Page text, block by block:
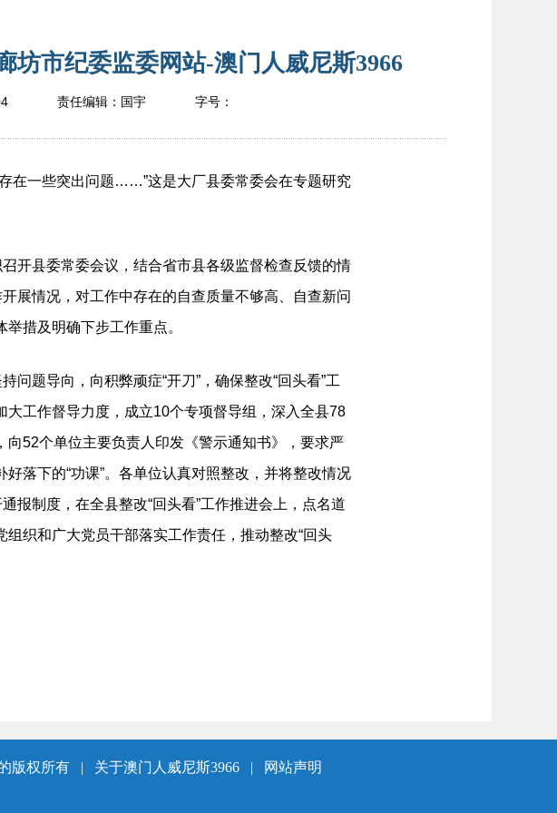
坊市纪委监委网站-澳门人威尼斯3966
责任编辑： 国宇 字号：
一些突出问题……”这是大厂县委常委会在专题研究
开县委常委会议，结合省市县各级监督检查反馈的情
展情况，对工作中存在的自查质量不够高、自查新问
措及明确下步工作重点。
题导向，向积弊顽症“开刀”，确保整改“回头看”工
工作督导力度，成立10个专项督导组，深入全县78
52个单位主要负责人印发《警示通知书》，要求严
落下的“功课”。各单位认真对照整改，并将整改情况
报制度，在全县整改“回头看”工作推进会上，点名道
织和广大党员干部落实工作责任，推动整改“回头
版权所有 | 关于澳门人威尼斯3966 |
网站声明